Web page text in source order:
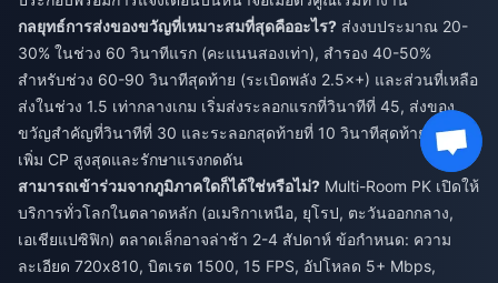
กลยุทธ์การส่งของขวัญที่เหมาะสมที่สุดคืออะไร? ส่งงบประมาณ 20-
30% ในช่วง 60 วินาทีแรก (คะแนนสองเท่า), สำรอง 40-50%
สำหรับช่วง 60-90 วินาทีสุดท้าย (ระเบิดพลัง 2.5×+) และส่วนที่เหลือ
ส่งในช่วง 1.5 เท่ากลางเกม เริ่มส่งระลอกแรกที่วินาทีที่ 45, ส่งของ
ขวัญสำคัญที่วินาทีที่ 30 และระลอกสุดท้ายที่ 10 วินาทีสุดท้าย เพื่อ
เพิ่ม CP สูงสุดและรักษาแรงกดดัน
สามารถเข้าร่วมจากภูมิภาคใดก็ได้ใช่หรือไม่? Multi-Room PK เปิดให้
บริการทั่วโลกในตลาดหลัก (อเมริกาเหนือ, ยุโรป, ตะวันออกกลาง,
เอเชียแปซิฟิก) ตลาดเล็กอาจล่าช้า 2-4 สัปดาห์ ข้อกำหนด: ความ
ละเอียด 720x810, บิตเรต 1500, 15 FPS, อัปโหลด 5+ Mbps,